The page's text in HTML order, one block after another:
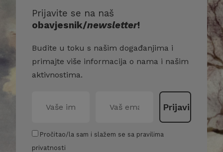
Prijavite se na naš
obavjesnik/newsletter!
Budite u toku s našim događanjima i
primajte više informacija o nama i našim
aktivnostima.
Pročitao/la sam i slažem se sa pravilima
privatnosti